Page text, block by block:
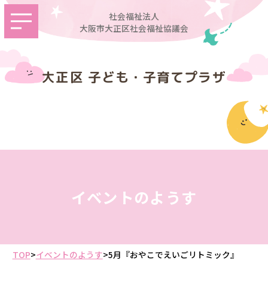
社会福祉法人
大阪市大正区社会福祉協議会
大正区 子ども・子育てプラザ
イベントのようす
TOP>イベントのようす>5月『おやこでえいごリトミック』